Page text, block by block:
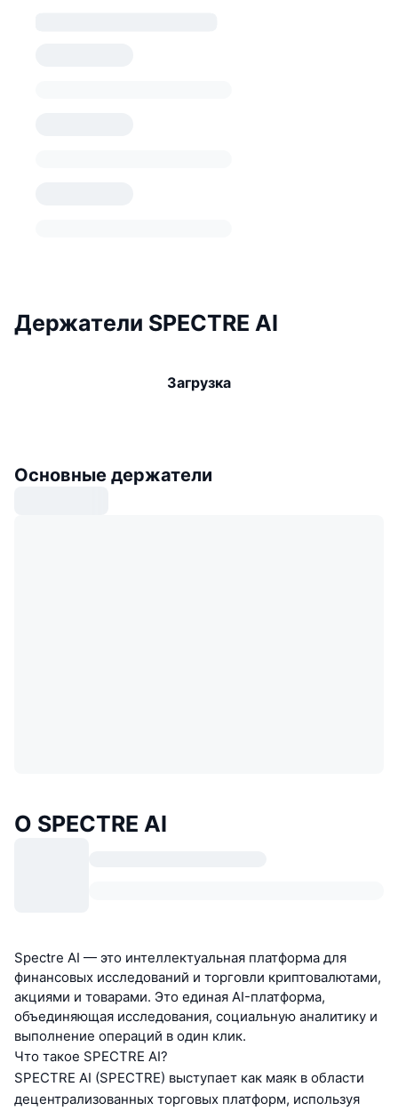
Держатели SPECTRE AI
Загрузка
Основные держатели
О SPECTRE AI
Spectre AI — это интеллектуальная платформа для
финансовых исследований и торговли криптовалютами,
акциями и товарами. Это единая AI-платформа,
объединяющая исследования, социальную аналитику и
выполнение операций в один клик.
Что такое SPECTRE AI?
SPECTRE AI (SPECTRE) выступает как маяк в области
децентрализованных торговых платформ, используя